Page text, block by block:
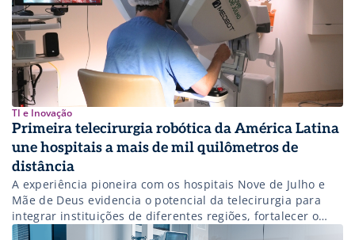
TI e Inovação
Primeira telecirurgia robótica da América Latina
une hospitais a mais de mil quilômetros de
distância
A experiência pioneira com os hospitais Nove de Julho e
Mãe de Deus evidencia o potencial da telecirurgia para
integrar instituições de diferentes regiões, fortalecer o
ensino médico e democratizar o acesso à cirurgia robótica.